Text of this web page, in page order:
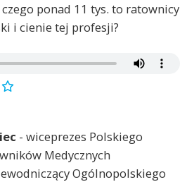
ponad 11 tys. to ratownicy
i cienie tej profesji?
- wiceprezes Polskiego
Medycznych
Ogólnopolskiego